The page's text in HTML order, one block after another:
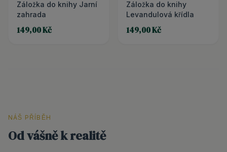
Záložka do knihy Jarní
zahrada
149,00 Kč
Záložka do knihy
Levandulová křídla
149,00 Kč
NÁŠ PŘÍBĚH
Od vášně k realitě